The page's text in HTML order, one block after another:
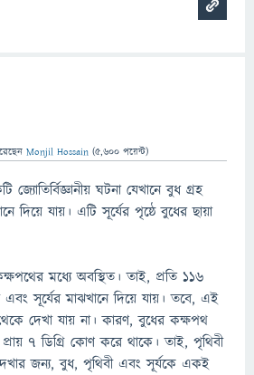
Monjil Hossain (5,600 পয়েন্ট)
ঘটনা যেখানে বুধ গ্রহ
দিয়ে যায়। এটি সূর্যের পৃষ্ঠে বুধের ছায়া
মধ্যে অবস্থিত। তাই, প্রতি ১১৬
সূর্যের মাঝখানে দিয়ে যায়। তবে, এই
দেখা যায় না। কারণ, বুধের কক্ষপথ
৭ ডিগ্রি কোণ করে থাকে। তাই, পৃথিবী
জন্য, বুধ, পৃথিবী এবং সূর্যকে একই